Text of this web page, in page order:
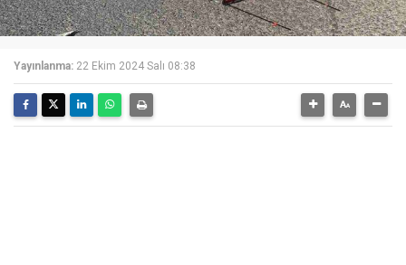
Yayınlanma: 22 Ekim 2024 Salı 08:38